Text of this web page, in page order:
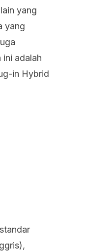
yang
yang
ini adalah
in Hybrid